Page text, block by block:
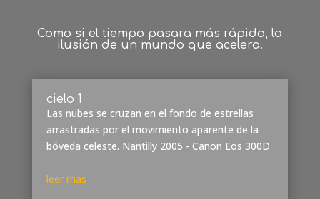
Como si el tiempo pasara más rápido, la
ilusión de un mundo que acelera.
cielo 1
Las nubes se cruzan en el fondo de estrellas
arrastradas por el movimiento aparente de la
bóveda celeste. Nantilly 2005 - Canon Eos 300D
leer más